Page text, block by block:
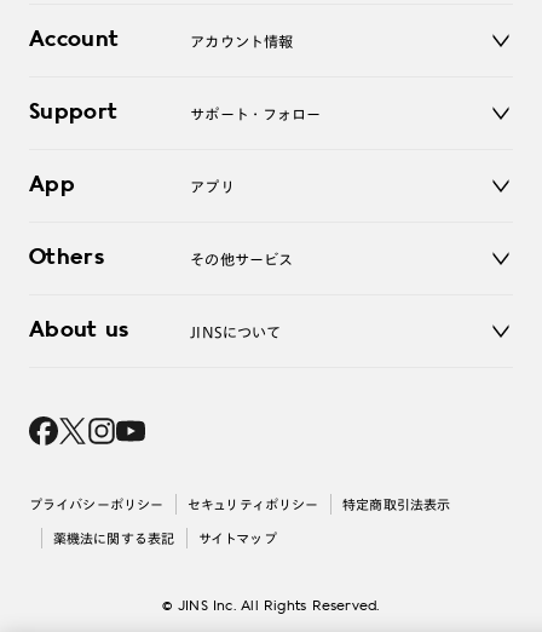
コンタクトレンズ
アクセサリー
オンラインショップ
Account アカウント情報
ログアウト
Support サポート・フォロー
よくあるご質問
お問い合わせ
App アプリ
Others その他サービス
レンズ交換
About us JINSについて
採用情報
プライバシーポリシー セキュリティポリシー 特定商取引法表示
薬機法に関する表記 サイトマップ
© JINS Inc. All Rights Reserved.